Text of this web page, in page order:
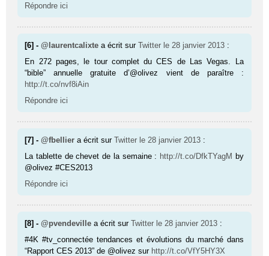
Répondre ici
[6] -@laurentcalixte a écrit surTwitter le 28 janvier 2013 :
En 272 pages, le tour complet du CES de Las Vegas. La
“bible” annuelle gratuite d’@olivez vient de paraître :
http://t.co/nvf8iAin
Répondre ici
[7] -@fbellier a écrit surTwitter le 28 janvier 2013 :
La tablette de chevet de la semaine : http://t.co/DfkTYagM by
@olivez #CES2013
Répondre ici
[8] -@pvendeville a écrit surTwitter le 28 janvier 2013 :
#4K #tv_connectée tendances et évolutions du marché dans
“Rapport CES 2013” de @olivez sur http://t.co/VfY5HY3X